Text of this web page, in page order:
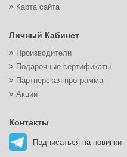
Карта сайта
Личный Кабинет
Производители
Подарочные сертификаты
Партнерская программа
Акции
Контакты
Подписаться на новинки